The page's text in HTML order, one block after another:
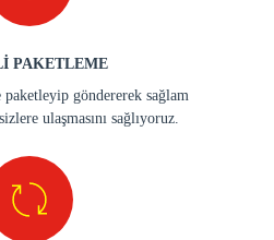
PAKETLEME
göndererek sağlam
ulaşmasını sağlıyoruz.